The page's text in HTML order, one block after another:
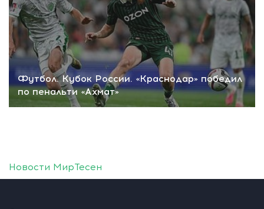
Футбол. Кубок России. «Краснодар» победил
по пенальти «Ахмат»
Новости МирТесен